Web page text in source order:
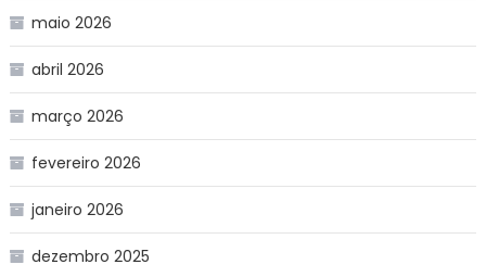
maio 2026
abril 2026
março 2026
fevereiro 2026
janeiro 2026
dezembro 2025